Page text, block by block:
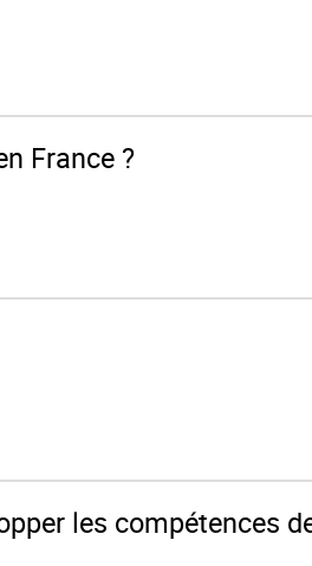
France ?
les compétences